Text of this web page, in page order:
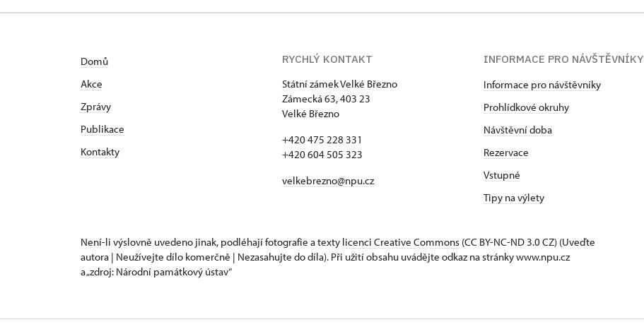
Domů
Akce
Zprávy
Publikace
Kontakty
RYCHLÝ KONTAKT
Státní zámek Velké Březno
Zámecká 63, 403 23
Velké Březno
+420 475 228 331
+420 604 505 323
velkebrezno@npu.cz
INFORMACE PRO NÁVŠTĚVNÍKY
Informace pro návštěvníky
Prohlídkové okruhy
Návštěvní doba
Rezervace
Vstupné
Tipy na výlety
Není-li výslovně uvedeno jinak, podléhají fotografie a texty licenci Creative Commons (CC BY-NC-ND 3.0 CZ) (Uveďte
autora | Neužívejte dílo komerčně | Nezasahujte do díla). Při užití obsahu uvádějte odkaz na stránky www.npu.cz
a „zdroj: Národní památkový ústav“